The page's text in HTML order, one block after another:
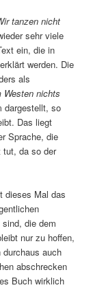
tanzen nicht
sehr viele
ein, die in
werden. Die
als
Westen nichts
dargestellt, so
Das liegt
Sprache, die
tut, da so der
dieses Mal das
die dem
nur zu hoffen,
auch
abschrecken
Buch wirklich